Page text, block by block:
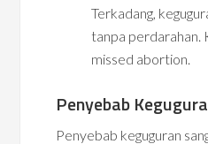
Terkadang,
tanpa perdarahan.
missed abortion.
Penyebab
Penyebab keguguran